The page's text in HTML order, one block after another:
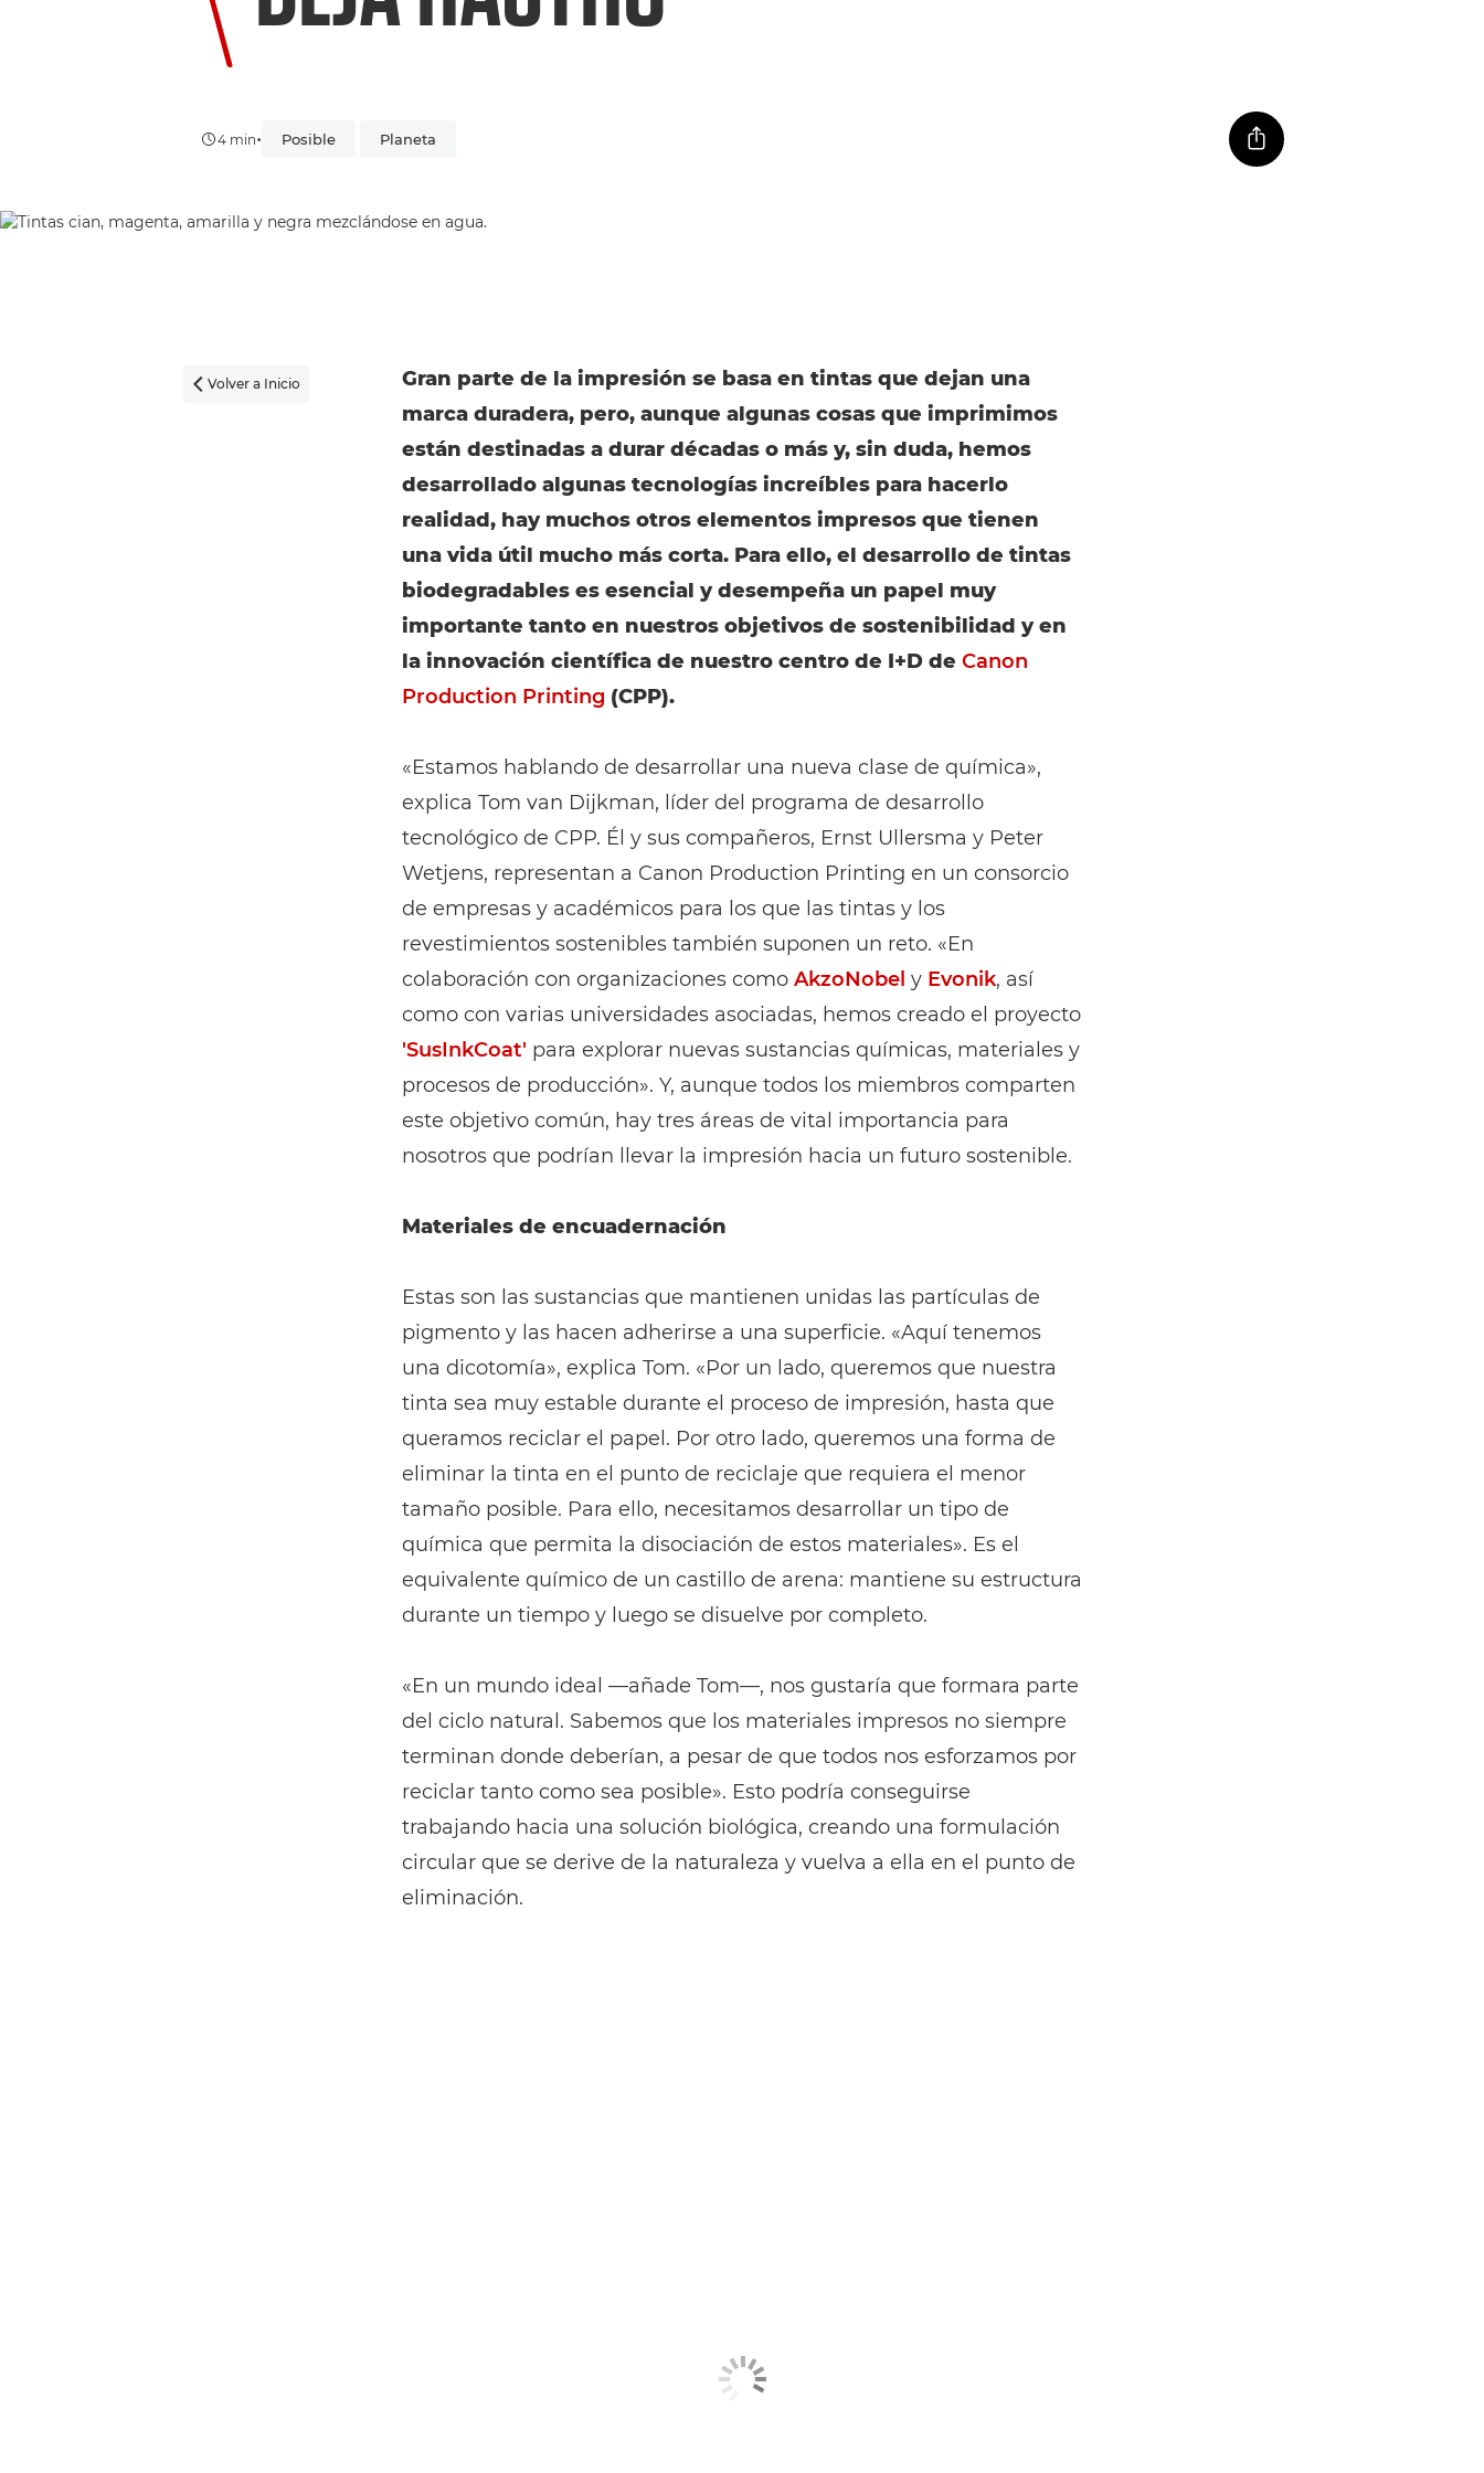
4 min• Posible Planeta
 Volver a Inicio
Gran parte de la impresión se basa en tintas que dejan una
marca duradera, pero, aunque algunas cosas que imprimimos
están destinadas a durar décadas o más y, sin duda, hemos
desarrollado algunas tecnologías increíbles para hacerlo
realidad, hay muchos otros elementos impresos que tienen
una vida útil mucho más corta. Para ello, el desarrollo de tintas
biodegradables es esencial y desempeña un papel muy
importante tanto en nuestros objetivos de sostenibilidad y en
la innovación científica de nuestro centro de I+D de Canon
Production Printing (CPP).
«Estamos hablando de desarrollar una nueva clase de química»,
explica Tom van Dijkman, líder del programa de desarrollo
tecnológico de CPP. Él y sus compañeros, Ernst Ullersma y Peter
Wetjens, representan a Canon Production Printing en un consorcio
de empresas y académicos para los que las tintas y los
revestimientos sostenibles también suponen un reto. «En
colaboración con organizaciones como AkzoNobel y Evonik, así
como con varias universidades asociadas, hemos creado el proyecto
'SusInkCoat' para explorar nuevas sustancias químicas, materiales y
procesos de producción». Y, aunque todos los miembros comparten
este objetivo común, hay tres áreas de vital importancia para
nosotros que podrían llevar la impresión hacia un futuro sostenible.
Materiales de encuadernación
Estas son las sustancias que mantienen unidas las partículas de
pigmento y las hacen adherirse a una superficie. «Aquí tenemos
una dicotomía», explica Tom. «Por un lado, queremos que nuestra
tinta sea muy estable durante el proceso de impresión, hasta que
queramos reciclar el papel. Por otro lado, queremos una forma de
eliminar la tinta en el punto de reciclaje que requiera el menor
tamaño posible. Para ello, necesitamos desarrollar un tipo de
química que permita la disociación de estos materiales». Es el
equivalente químico de un castillo de arena: mantiene su estructura
durante un tiempo y luego se disuelve por completo.
«En un mundo ideal —añade Tom—, nos gustaría que formara parte
del ciclo natural. Sabemos que los materiales impresos no siempre
terminan donde deberían, a pesar de que todos nos esforzamos por
reciclar tanto como sea posible». Esto podría conseguirse
trabajando hacia una solución biológica, creando una formulación
circular que se derive de la naturaleza y vuelva a ella en el punto de
eliminación.